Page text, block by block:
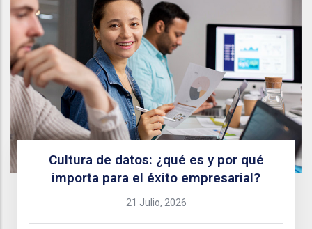
Cultura de datos: ¿qué es y por qué
importa para el éxito empresarial?
21 Julio, 2026